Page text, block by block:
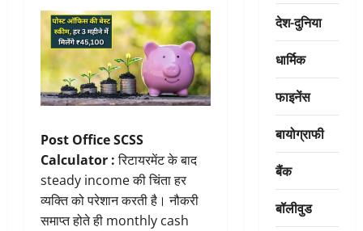
Post Office SCSS
Calculator :रिटायरमेंट के बाद
steady income की चिंता हर
व्यक्ति को परेशान करती है। नौकरी
समाप्त होते ही monthly cash
देश-दुनिया
धार्मिक
फाइनेंस
बायोग्राफी
बैंक
बॉलीवुड